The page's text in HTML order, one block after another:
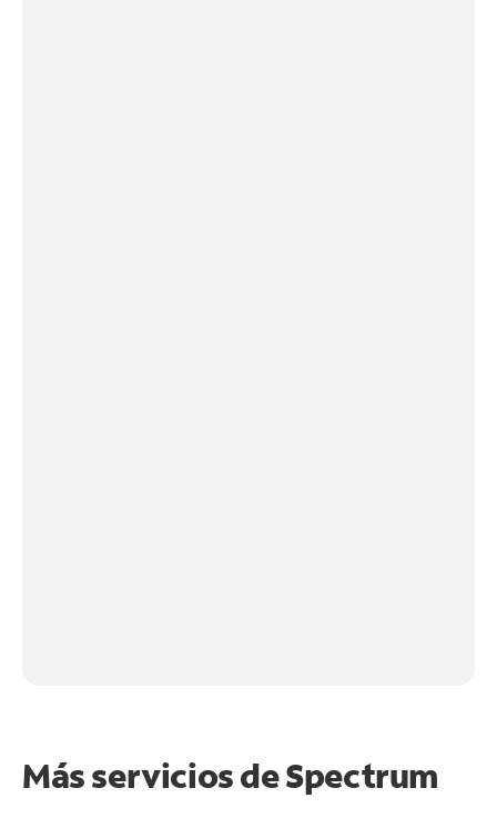
Más servicios de Spectrum